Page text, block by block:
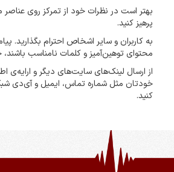
بهتر است در نظرات خود از تمرکز روی
پرهیز کنید.
به کاربران و سایر اشخاص احترام بگذارید.
محتوای توهین‌آمیز و کلمات نامناسب
از ارسال لینک‌های سایت‌های دیگر و
خودتان مثل شماره تماس، ایمیل و آی‌دی
کنید.